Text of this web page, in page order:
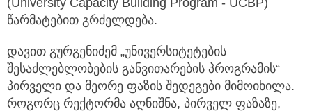
წარმატებით გრძელდება.
შესაძლებლობების განვითარების პროგრამის“
პირველი და მეორე ფაზის შედეგები მიმოიხილა.
როგორც რექტორმა აღნიშნა, პირველ ფაზაზე,